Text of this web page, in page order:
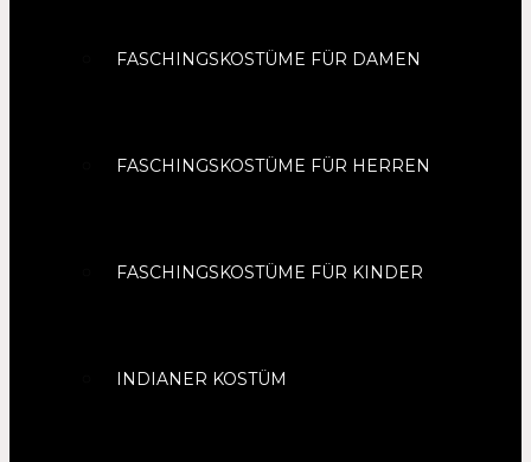
FASCHINGSKOSTÜME FÜR DAMEN
FASCHINGSKOSTÜME FÜR HERREN
FASCHINGSKOSTÜME FÜR KINDER
INDIANER KOSTÜM